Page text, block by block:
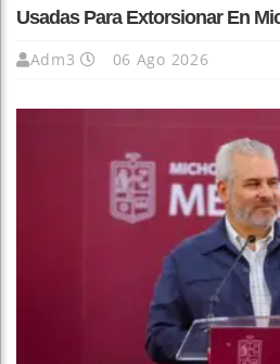
Usadas Para Extorsionar En
Adm3 06 Ago 2026